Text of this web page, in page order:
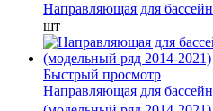
Направляющая для
шт
Быстрый просмотр
Направляющая для